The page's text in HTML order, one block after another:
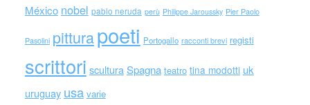
México nobel pablo neruda perù Philippe Jaroussky Pier Paolo
Pasolini pitturapoeti Portogallo racconti brevi registi
scrittori scultura Spagna teatro tina modotti uk
uruguay usa varie